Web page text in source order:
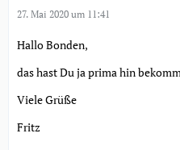
27. Mai 2020 um 11:41
Hallo Bonden,
das hast Du ja prima hin
Viele Grüße
Fritz